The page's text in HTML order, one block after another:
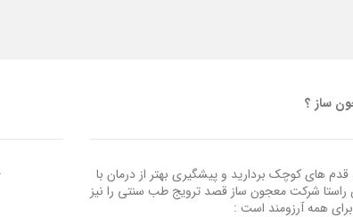
ساز ؟
های کوچک بردارید و پیشگیری بهتر از درمان با
راستا شرکت معجون ساز قصد ترویج طب سنتی را نیز
همه آرزومند است :